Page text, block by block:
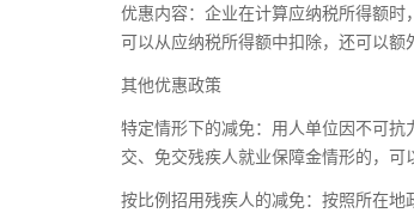
优惠内容：企业在计算应纳税所得额时
可以从应纳税所得额中扣除，还可以额
其他优惠政策
特定情形下的减免：用人单位因不可
交、免交残疾人就业保障金情形的，可
按比例招用残疾人的减免：按照所在地